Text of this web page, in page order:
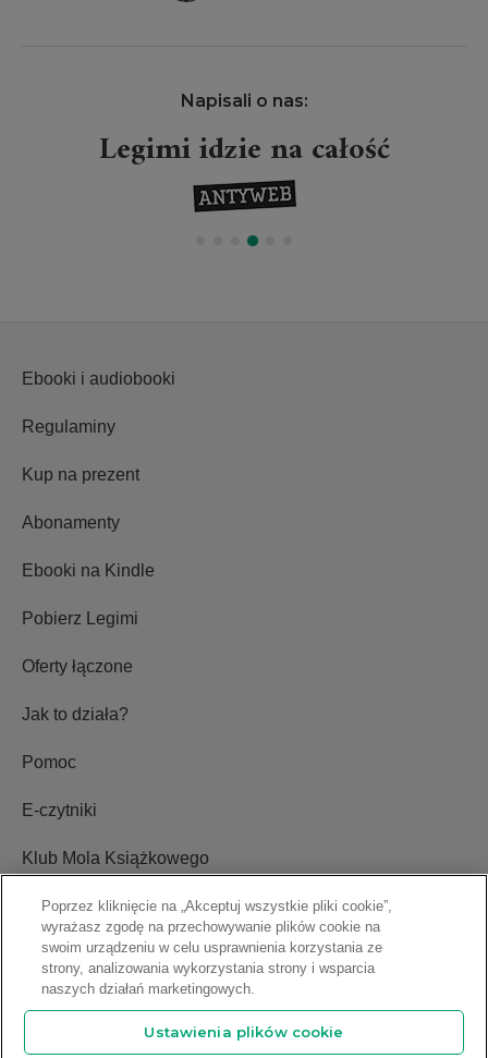
Napisali o nas:
Legimi idzie na całość
Ebooki i audiobooki
Regulaminy
Kup na prezent
Abonamenty
Ebooki na Kindle
Pobierz Legimi
Oferty łączone
Jak to działa?
Pomoc
E-czytniki
Klub Mola Książkowego
Ustawienia plików cookie
Blog
Relacje inwestorskie
Poprzez kliknięcie na „Akceptuj wszystkie pliki cookie”,
wyrażasz zgodę na przechowywanie plików cookie na
swoim urządzeniu w celu usprawnienia korzystania ze
strony, analizowania wykorzystania strony i wsparcia
naszych działań marketingowych.
Ustawienia plików cookie